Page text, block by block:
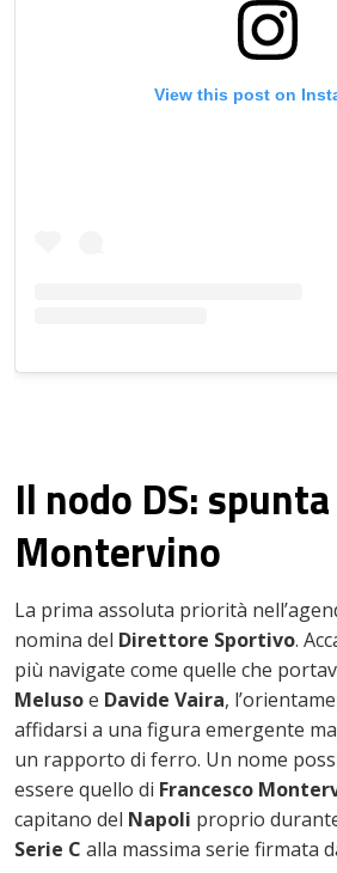
View this post on
Il nodo DS:
Montervino
La prima assoluta priorità
nomina del Direttore Sportivo.
più navigate come quelle che
Melusoe Davide Vaira,
affidarsi a una figura emergente
un rapporto di ferro. ​Un nome
essere quello di Francesco
capitano del Napoli proprio
Serie C alla massima serie firmata